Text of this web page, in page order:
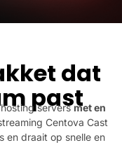
dat
past
serversmet en
Centova Cast
en draait op snelle en